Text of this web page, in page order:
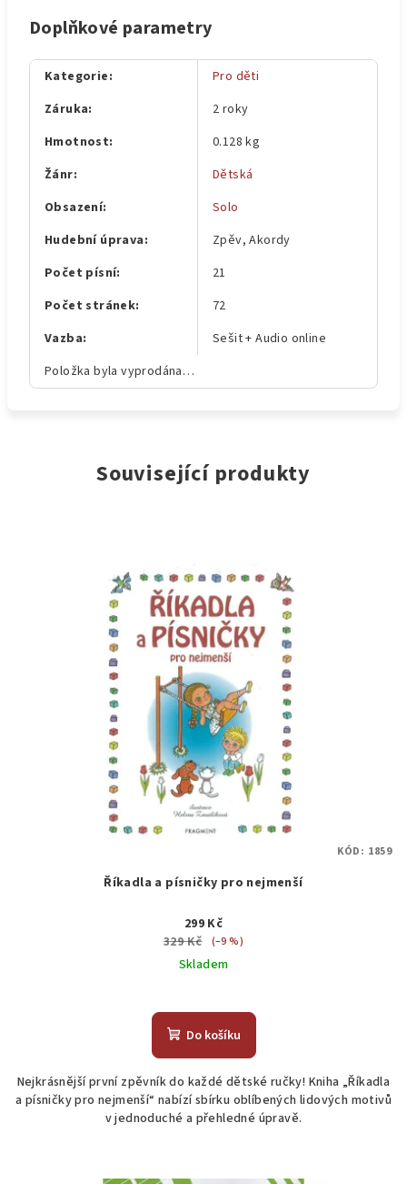
Doplňkové parametry
Kategorie:
Pro děti
Záruka:
2 roky
Hmotnost:
0.128 kg
Žánr:
Dětská
Obsazení:
Solo
Hudební úprava:
Zpěv, Akordy
Počet písní:
21
Počet stránek:
72
Vazba:
Sešit + Audio online
Položka byla vyprodána…
Související produkty
Říkadla a písničky pro nejmenší
299 Kč
329 Kč
(–9 %)
Skladem
Do košíku
Nejkrásnější první zpěvník do každé dětské ručky! Kniha „Říkadla
a písničky pro nejmenší“ nabízí sbírku oblíbených lidových motivů
v jednoduché a přehledné úpravě.
KÓD: 1859